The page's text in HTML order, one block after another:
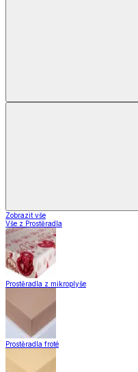
Zobrazit vše
Vše z Prostěradla
Prostěradla z mikroplyše
Prostěradla froté